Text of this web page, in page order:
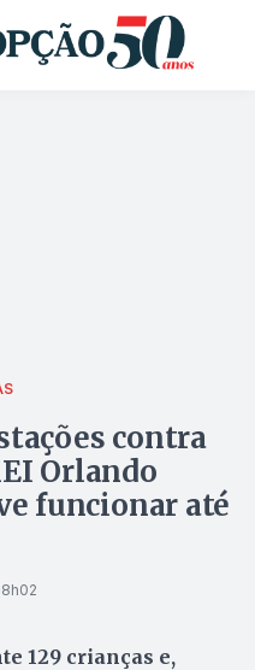
contra
Orlando
funcionar até
129 crianças e,